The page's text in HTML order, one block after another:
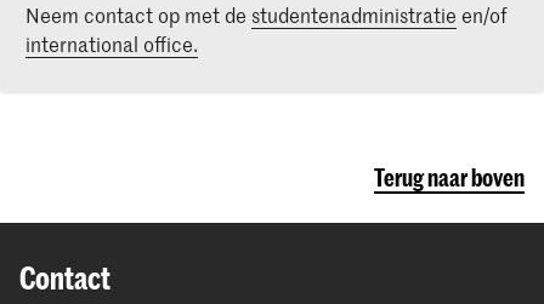
Neem contact op met de studentenadministratie en/of
international office.
Terug naar boven
Contact